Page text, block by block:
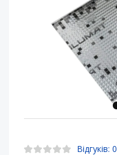
Відгуків: 0